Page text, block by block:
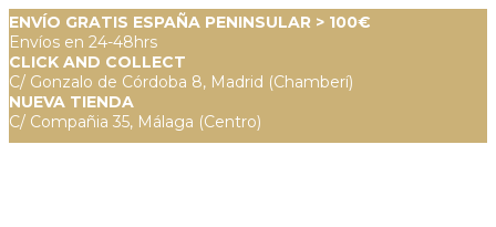
ENVÍO GRATIS ESPAÑA PENINSULAR > 100€
Envíos en 24-48hrs
CLICK AND COLLECT
C/ Gonzalo de Córdoba 8, Madrid (Chamberí)
NUEVA TIENDA
C/ Compañia 35, Málaga (Centro)